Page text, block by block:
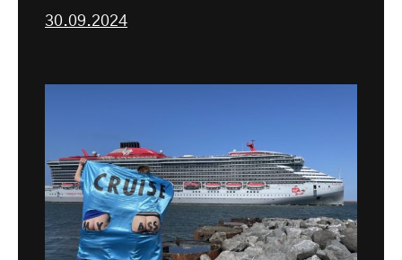
30.09.2024